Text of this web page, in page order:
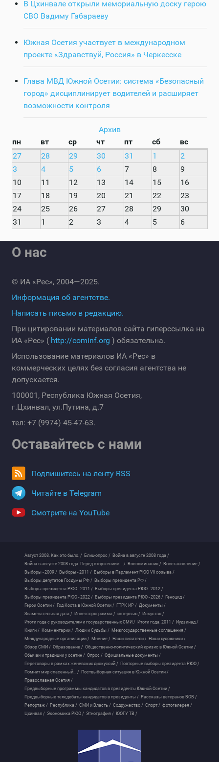
В Цхинвале открыли мемориальную доску герою
СВО Вадиму Габараеву
Южная Осетия участвует в международном
проекте «Здравствуй, Россия» в Черкесске
Глава МВД Южной Осетии: система «Безопасный
город» дисциплинирует водителей и расширяет
возможности контроля
Архив
пн
вт ср чт пт сб
вс
27
28 29 30 31 1
2
3
4 5 6 7 8
9
10
11 12 13 14 15
16
17
18 19 20 21 22
23
24
25 26 27 28 29
30
31
1 2 3 4 5 6
О нас
© ИА «Рес», 2004—2025.
Информация об агентстве.
Написать письмо в редакцию.
При цитировании материалов сайта гиперссылка на
ИА «Рес» ( http://cominf.org ) обязательна.
Использование материалов ИА «Рес» в
коммерческих целях без согласия агентства не
допускается.
100001, Республика Южная Осетия,
г.Цхинвал, ул.Путина, д.7
тел: +7 (9974) 45-47-63.
Оставайтесь с нами
Подпишитесь на ленту RSS
Читайте в Telegram
Смотрите на YouTube
Август 2008. Как это было. / Блиц-опрос / Война в августе 2008 года /
Война в августе 2008 года. Перед вторжением... / Воспоминания / Восстановление /
Выборы - 2009 / Выборы - 2011 / Выборы в Парламент РЮО VII созыва /
Выборы депутатов Госдумы РФ / Выборы президента РФ /
Выборы президента РЮО - 2011 / Выборы президента РЮО - 2012 /
Выборы президента РЮО - 2022 / Выборы президента РЮО - 2026 / Геноцид /
Герои Осетии / Год Коста в Южной Осетии / ГТРК ИР / Документы /
Знаменательная дата / Инвестпрограмма / интервью / Искуство /
Итоги года с руководителями государственных СМИ / Итоги года. 2011 / Иудзинад /
Книги / Комментарии / Люди и Судьбы / Межгосударственные соглашения /
Международные организации / Мнение / Наши писатели / Наши художники /
Обзор СМИ / Образование / Общественно-политический кризис в Южной Осетии /
Обычаи и традиции у осетин / Опрос / Официальные документы /
Переговоры в рамках женевских дискуссий / Повторные выборы президента РЮО /
Помнит мир спасенный... / Поствыборная ситуация в Южной Осетии /
Православная Осетия /
Предвыборные программы кандидатов в президенты Южной Осетии /
Предвыборные теледебаты кандидатов в президенты / Рассказы ветеранов ВОВ /
Репортаж / Республика / СМИ и Власть / Содружество / Спорт / фотогалерея /
Цхинвал / Экономика РЮО / Этнография / ЮОГУ ТВ /